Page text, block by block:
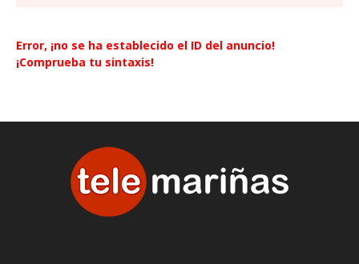
Error, ¡no se ha establecido el ID del anuncio!
¡Comprueba tu sintaxis!